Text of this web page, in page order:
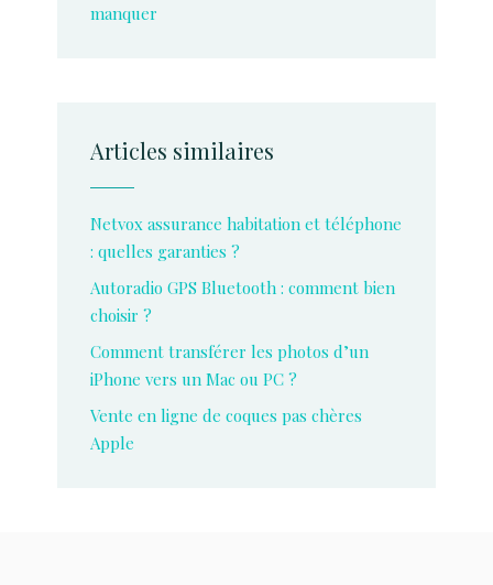
manquer
Articles similaires
Netvox assurance habitation et téléphone
: quelles garanties ?
Autoradio GPS Bluetooth : comment bien
choisir ?
Comment transférer les photos d’un
iPhone vers un Mac ou PC ?
Vente en ligne de coques pas chères
Apple